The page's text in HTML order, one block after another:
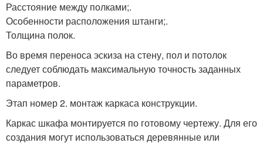
Расстояние между полками;.
Особенности расположения штанги;.
Толщина полок.
Во время переноса эскиза на стену, пол и потолок
следует соблюдать максимальную точность заданных
параметров.
Этап номер 2. монтаж каркаса конструкции.
Каркас шкафа монтируется по готовому чертежу. Для его
создания могут использоваться деревянные или